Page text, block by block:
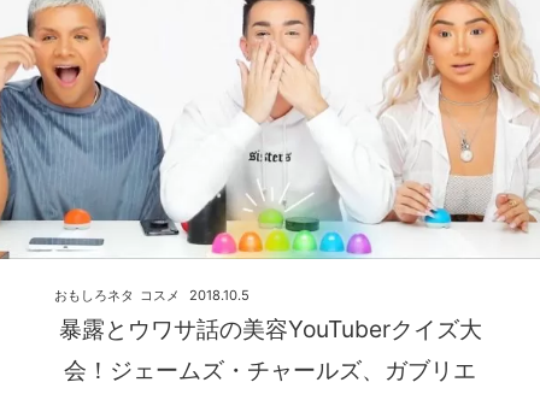
暴露とウワサ話の美容YouTuberクイズ大
会！ジェームズ・チャールズ、ガブリエ
2018.10.5
おもしろネタ コスメ